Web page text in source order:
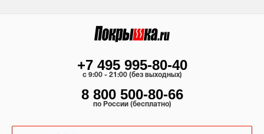
+7 495 995-80-40
c 9:00 - 21:00 (без выходных)
8 800 500-80-66
по России (бесплатно)